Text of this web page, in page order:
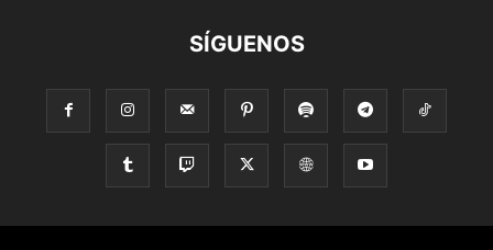
SÍGUENOS